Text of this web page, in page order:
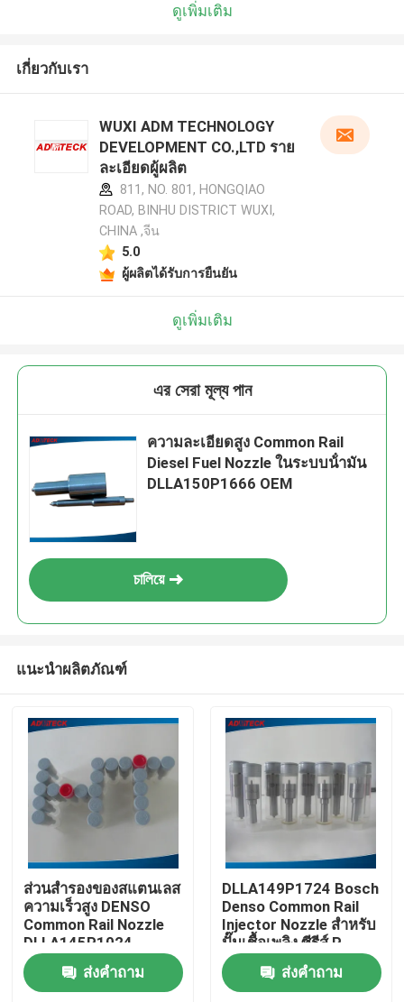
บ้าน
ดูเพิ่มเติม
เกี่ยวกับเรา
WUXI ADM TECHNOLOGY
DEVELOPMENT CO.,LTD ราย
ละเอียดผู้ผลิต
811, NO. 801, HONGQIAO
ROAD, BINHU DISTRICT WUXI,
CHINA ,จีน
5.0
ผู้ผลิตได้รับการยืนยัน
ดูเพิ่มเติม
এর সেরা মূল্য পান
ความละเอียดสูง Common Rail
Diesel Fuel Nozzle ในระบบน้ํามัน
DLLA150P1666 OEM
চালিয়ে
แนะนำผลิตภัณฑ์
ส่วนสํารองของสแตนเลส
ความเร็วสูง DENSO
Common Rail Nozzle
DLLA145P1024
ส่งคำถาม
DLLA149P1724 Bosch
Denso Common Rail
Injector Nozzle สําหรับ
ปั๊มเชื้อเพลิง ซีรีส์ P
ส่งคำถาม